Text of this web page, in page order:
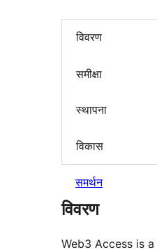
विवरण
समीक्षा
स्थापना
विकास
समर्थन
विवरण
Web3 Access is